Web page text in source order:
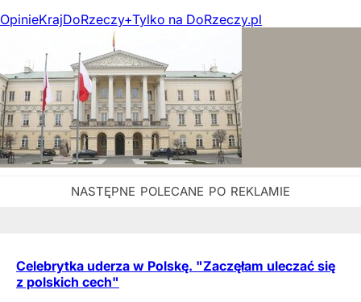
OpinieKrajDoRzeczy+Tylko na DoRzeczy.pl
Celebrytka uderza w Polskę. "Zaczęłam uleczać się
z polskich cech"